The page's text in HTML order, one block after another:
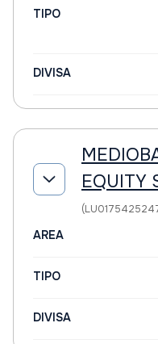
TIPO
DIVISA
EQUITY
AREA
TIPO
DIVISA